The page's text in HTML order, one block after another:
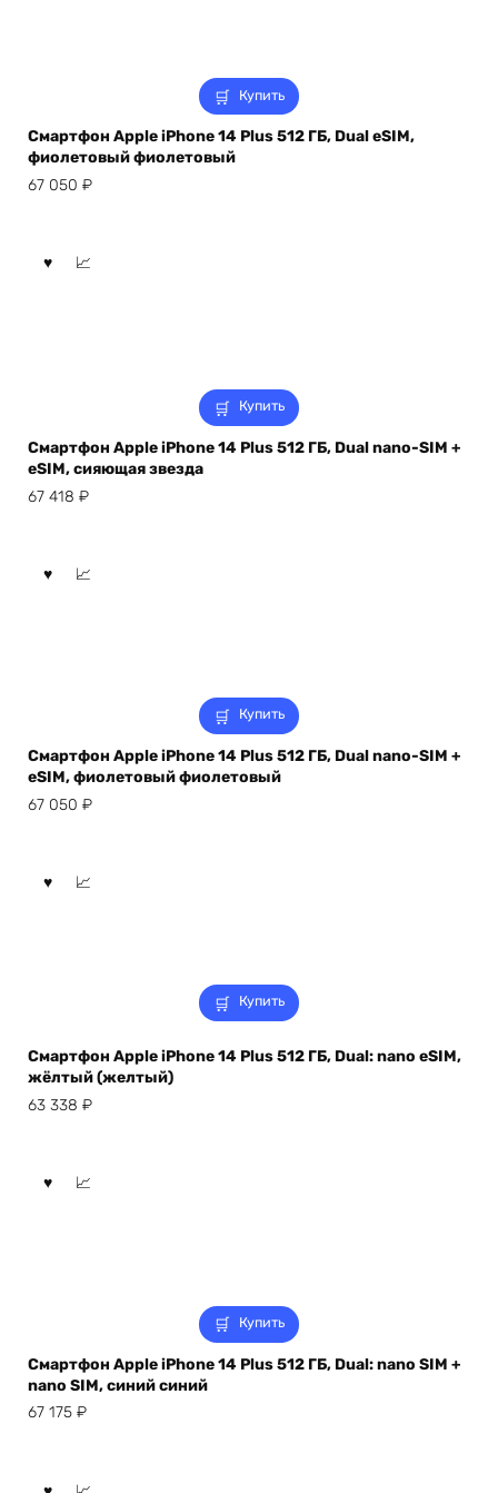
Купить
Смартфон Apple iPhone 14 Plus 512 ГБ, Dual eSIM,
фиолетовый фиолетовый
67 050 ₽
Купить
Смартфон Apple iPhone 14 Plus 512 ГБ, Dual nano-SIM +
eSIM, сияющая звезда
67 418 ₽
Купить
Смартфон Apple iPhone 14 Plus 512 ГБ, Dual nano-SIM +
eSIM, фиолетовый фиолетовый
67 050 ₽
Купить
Смартфон Apple iPhone 14 Plus 512 ГБ, Dual: nano eSIM,
жёлтый (желтый)
63 338 ₽
Купить
Смартфон Apple iPhone 14 Plus 512 ГБ, Dual: nano SIM +
nano SIM, синий синий
67 175 ₽